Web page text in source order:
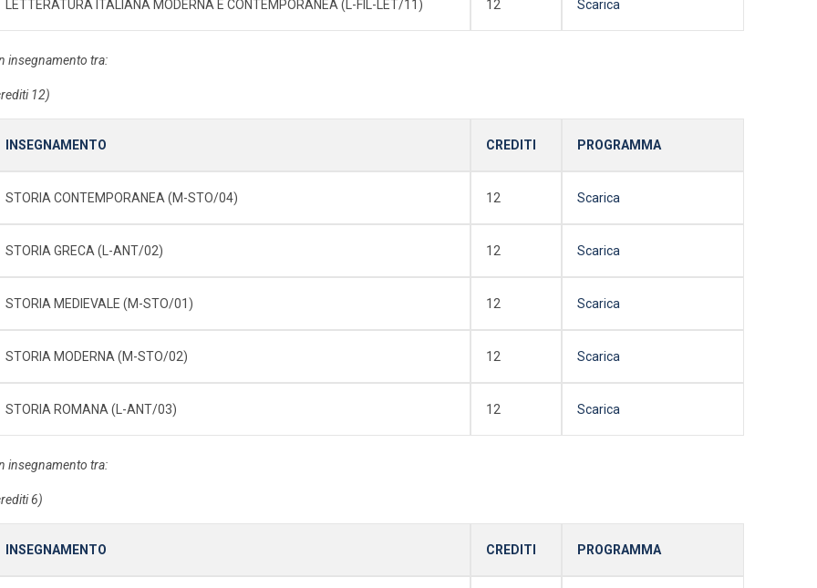
LETTERATURA ITALIANA MODERNA E CONTEMPORANEA (L-FIL-LET/11) 12 Scarica
insegnamento tra:
12)
INSEGNAMENTO CREDITI PROGRAMMA
STORIA CONTEMPORANEA (M-STO/04) 12 Scarica
STORIA GRECA (L-ANT/02) 12 Scarica
STORIA MEDIEVALE (M-STO/01) 12 Scarica
STORIA MODERNA (M-STO/02) 12 Scarica
STORIA ROMANA (L-ANT/03) 12 Scarica
insegnamento tra:
6)
INSEGNAMENTO CREDITI PROGRAMMA